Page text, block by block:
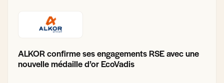
ALKOR confirme ses engagements RSE avec une
nouvelle médaille d’or EcoVadis